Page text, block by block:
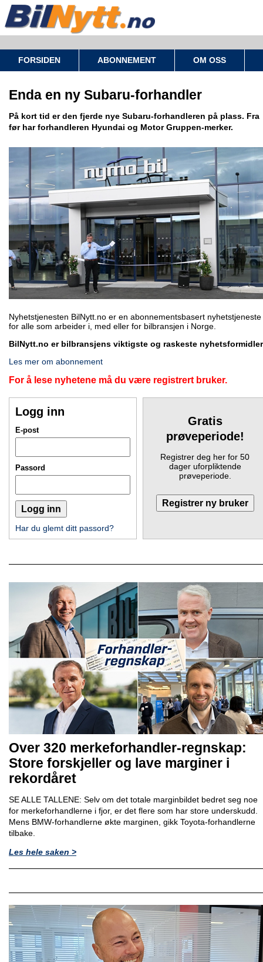
FORSIDEN ABONNEMENT OM OSS
Enda en ny Subaru-forhandler
På kort tid er den fjerde nye Subaru-forhandleren på plass. Fra
før har forhandleren Hyundai og Motor Gruppen-merker.
Nyhetstjenesten BilNytt.no er en abonnementsbasert nyhetstjeneste
for alle som arbeider i, med eller for bilbransjen i Norge.
BilNytt.no er bilbransjens viktigste og raskeste
Les mer om abonnement
For å lese nyhetene må du være registrert bruker.
Logg inn
E-post
Passord
Har du glemt ditt passord?
Gratis
prøveperiode!
Registrer deg her for 50
dager uforpliktende
prøveperiode.
Over 320 merkeforhandler-regnskap:
Store forskjeller og lave marginer i
rekordåret
SE ALLE TALLENE: Selv om det totale marginbildet bedret seg noe
for merkeforhandlerne i fjor, er det flere som har store underskudd.
Mens BMW-forhandlerne økte marginen, gikk Toyota-forhandlerne
tilbake.
Les hele saken >